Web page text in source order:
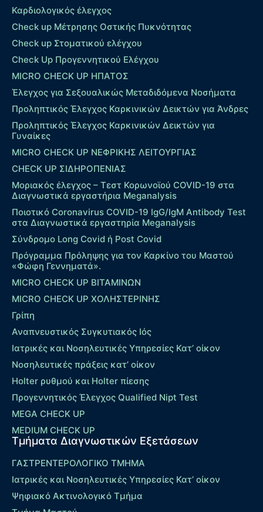
Καρδιολογικός έλεγχος
Check up Mέτρησης Οστικής Πυκνότητας
Check up Στοματικού ελέγχου
Check Up Προγεννητικού Ελέγχου
MICRO CHECK UP HΠΑΤΟΣ
Έλεγχος για Σεξουαλικώς Μεταδιδόμενα Νοσήματα
Προληπτικός Έλεγχος Καρκινικών Δεικτών για Άνδρες
Προληπτικός Έλεγχος Καρκινικών Δεικτών για
Γυναίκες
MICRO CHECK UP ΝΕΦΡΙΚΗΣ ΛΕΙΤΟΥΡΓΙΑΣ
CHECK UP ΣΙΔΗΡΟΠΕΝΙΑΣ
Μοριακός έλεγχος – Τεστ Κορωνοϊού COVID-19 στα
Διαγνωστικά εργαστήρια Meganalysis
Ποιοτικό Coronavirus COVID-19 IgG/IgM Antibody Test
στα Διαγνωστικά εργαστηρία Meganalysis
Σύνδρομο Long Covid ή Post Covid
Πρόγραμμα Πρόληψης για τον Καρκίνο του Μαστού
«Φώφη Γεννηματά».
MICRO CHECK UP ΒΙΤΑΜΙΝΩΝ
MICRO CHECK UP ΧΟΛΗΣΤΕΡΙΝΗΣ
Γρίπη
Αναπνευστικός Συγκυτιακός Ιός
Ιατρικές και Νοσηλευτικές Υπηρεσίες Κατ’ οίκον
Νοσηλευτικές πράξεις κατ’ οίκον
Holter ρυθμού και Holter πίεσης
Προγεννητικός Έλεγχος Qualified Nipt Test
MEGA CHECK UP
MEDIUM CHECK UP
Τμήματα Διαγνωστικών Εξετάσεων
ΓΑΣΤΡΕΝΤΕΡΟΛΟΓΙΚΟ ΤΜΗΜΑ
Ιατρικές και Νοσηλευτικές Υπηρεσίες Κατ’ οίκον
Ψηφιακό Ακτινολογικό Τμήμα